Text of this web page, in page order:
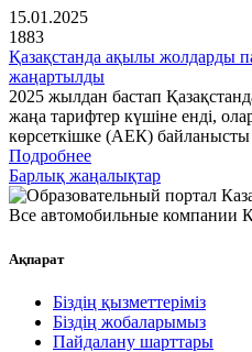
15.01.2025
1883
Қазақстанда ақылы жолдарды
жаңартылды
2025 жылдан бастап
жаңа тарифтер күшіне енді,
көрсеткішке (АЕК)
Подробнее
Барлық жаңалықтар
Все автомобильные компании
Ақпарат
Біздің қызметтеріміз
Біздің жобаларымыз
Пайдалану шарттары